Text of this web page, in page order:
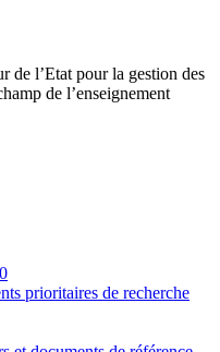
de l’Etat pour la gestion des
de l’enseignement
prioritaires de recherche